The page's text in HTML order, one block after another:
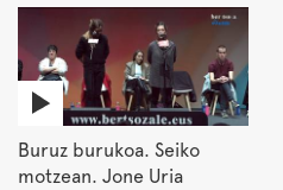
Buruz burukoa. Seiko
motzean. Jone Uria